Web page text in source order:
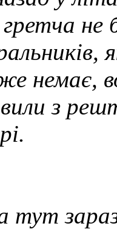
гретча
немає,
з
тут